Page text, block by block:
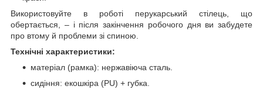
Використовуйте в роботі перукарський стілець, що
обертається, – і після закінчення робочого дня ви забудете
про втому й проблеми зі спиною.
Технічні характеристики:
матеріал (рамка): нержавіюча сталь.
сидіння: екошкіра (PU) + губка.